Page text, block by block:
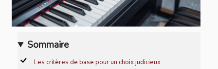
Sommaire
Les critères de base pour un choix judicieux